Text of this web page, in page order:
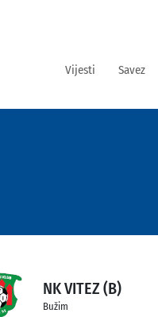
Vijesti Savez
NK VITEZ (B)
Bužim